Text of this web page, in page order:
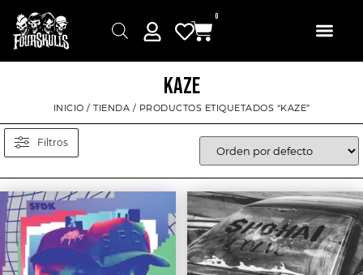
0
KAZE
INICIO / TIENDA / PRODUCTOS ETIQUETADOS “KAZE”
Filtros